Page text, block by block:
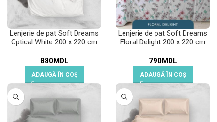
Lenjerie de pat Soft Dreams
Optical White 200 x 220 cm
880MDL
ADAUGĂ ÎN COȘ
Lenjerie de pat Soft Dreams
Floral Delight 200 x 220 cm
790MDL
ADAUGĂ ÎN COȘ